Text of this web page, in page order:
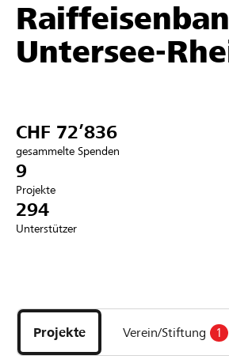
Unterstützen
Hilfe & Support
Anmelden
DE FR IT
Untersee-
CHF 72’836
gesammelte Spenden
9
Projekte
294
Unterstützer
Projekte
und
Organisationen
Projekte Verein/Stiftung 1